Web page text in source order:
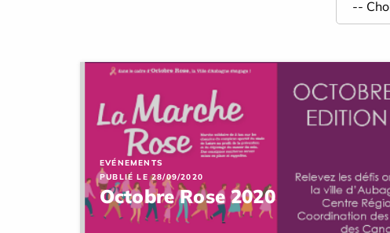
EVÉNEMENTS
PUBLIÉ LE 28/09/2020
Octobre Rose 2020